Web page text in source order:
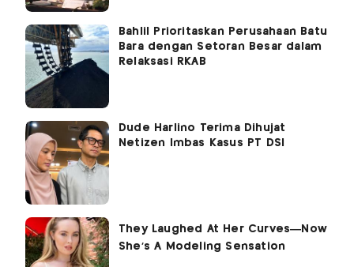
Bahlil Prioritaskan Perusahaan Batu
Bara dengan Setoran Besar dalam
Relaksasi RKAB
Dude Harlino Terima Dihujat
Netizen Imbas Kasus PT DSI